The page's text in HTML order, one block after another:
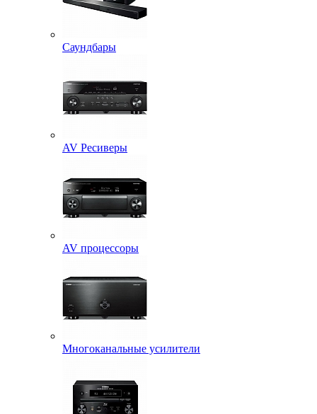
Саундбары
AV Ресиверы
AV процессоры
Многоканальные усилители